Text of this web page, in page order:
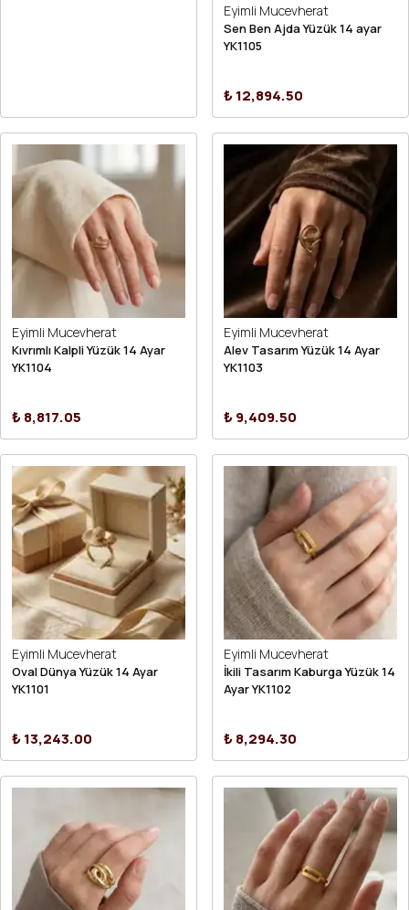
Eyimli Mucevherat
Sen Ben Ajda Yüzük 14 ayar
YK1105
₺ 12,894.50
Eyimli Mucevherat
Kıvrımlı Kalpli Yüzük 14 Ayar
YK1104
₺ 8,817.05
Eyimli Mucevherat
Alev Tasarım Yüzük 14 Ayar
YK1103
₺ 9,409.50
Eyimli Mucevherat
Oval Dünya Yüzük 14 Ayar
YK1101
₺ 13,243.00
Eyimli Mucevherat
İkili Tasarım Kaburga Yüzük 14
Ayar YK1102
₺ 8,294.30